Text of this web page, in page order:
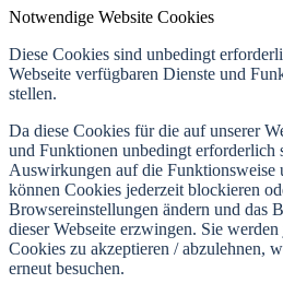
Notwendige Website Cookies
Diese Cookies sind unbedingt
Webseite verfügbaren Dienste und
stellen.
Da diese Cookies für die auf unserer
und Funktionen unbedingt erforderlich
Auswirkungen auf die Funktionsweise
können Cookies jederzeit blockieren
Browsereinstellungen ändern und das
dieser Webseite erzwingen. Sie
Cookies zu akzeptieren / abzulehnen,
erneut besuchen.